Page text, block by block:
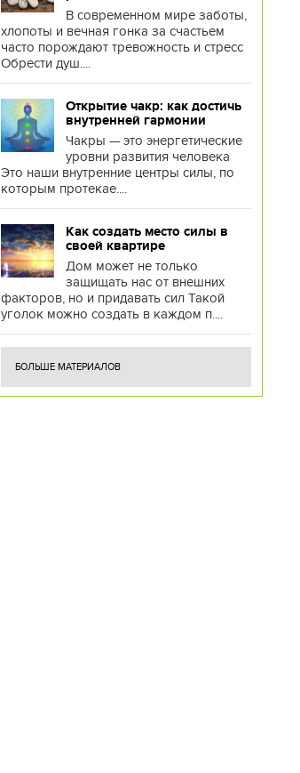
В современном мире заботы,
хлопоты и вечная гонка за счастьем
часто порождают тревожность и стресс
Обрести душ....
Открытие чакр: как достичь
внутренней гармонии
Чакры — это энергетические
уровни развития человека
Это наши внутренние центры силы, по
которым протекае....
Как создать место силы в
своей квартире
Дом может не только
защищать нас от внешних
факторов, но и придавать сил Такой
уголок можно создать в каждом п....
БОЛЬШЕ МАТЕРИАЛОВ